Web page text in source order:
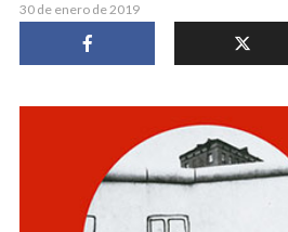
30 de enero de 2019